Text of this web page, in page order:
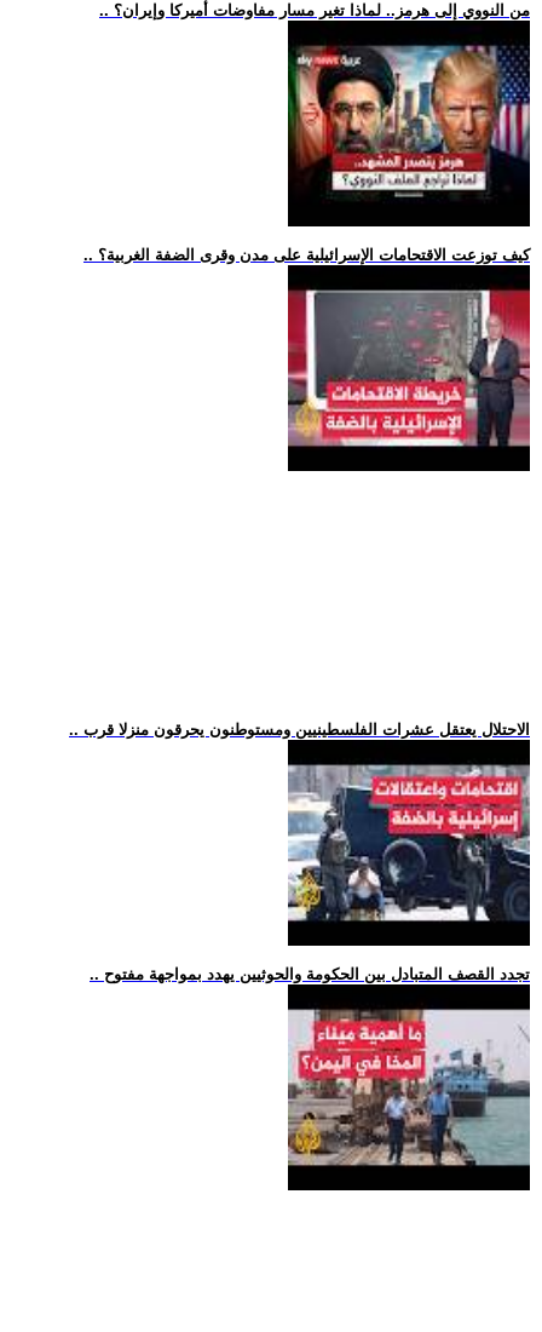
.. من النووي إلى هرمز.. لماذا تغير مسار مفاوضات أميركا وإيران؟
.. كيف توزعت الاقتحامات الإسرائيلية على مدن وقرى الضفة الغربية؟
.. الاحتلال يعتقل عشرات الفلسطينيين ومستوطنون يحرقون منزلا قرب
.. تجدد القصف المتبادل بين الحكومة والحوثيين يهدد بمواجهة مفتوح